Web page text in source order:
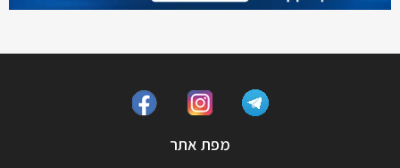
מפת אתר